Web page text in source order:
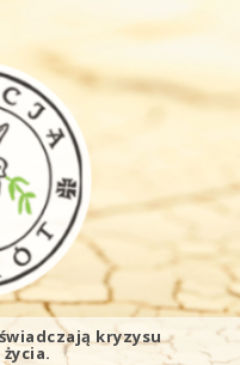
kryzysu